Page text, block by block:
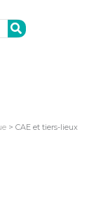
> CAE et tiers-lieux